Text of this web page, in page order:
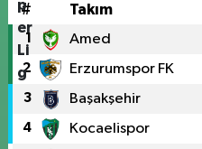
# Takım
1 Amed
2 Erzurumspor FK
3 Başakşehir
4 Kocaelispor